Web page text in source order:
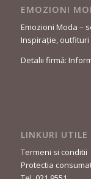
EMOZIONI
Emozioni Moda –
Inspirație, outfituri
Detalii firmă:
LINKURI UTILE
Termeni si conditii
Protectia